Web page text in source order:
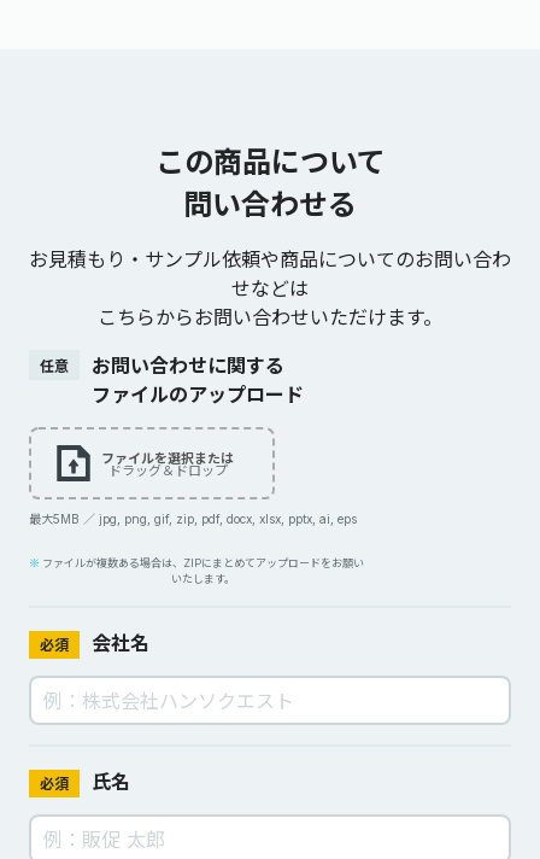
この商品について
問い合わせる
お見積もり・サンプル依頼や商品についてのお問い合わ
せなどは
こちらからお問い合わせいただけます。
任意
お問い合わせに関する
ファイルのアップロード
ファイルを選択または
ドラッグ＆ドロップ
最大5MB ／ jpg, png, gif, zip, pdf, docx, xlsx, pptx, ai, eps
ファイルが複数ある場合は、ZIPにまとめてアップロードをお願い
いたします。
必須 会社名
必須 氏名